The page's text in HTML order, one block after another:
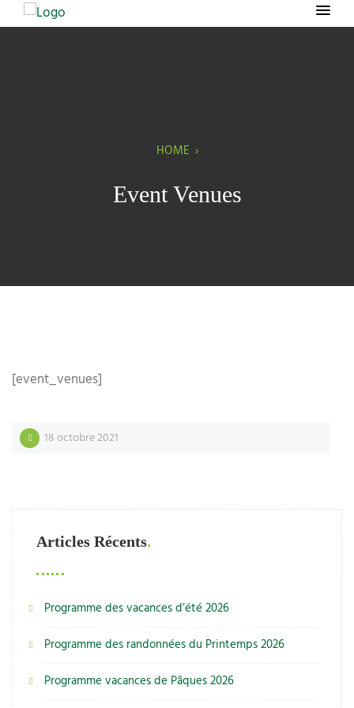
HOME ›
Event Venues
[event_venues]
18 octobre 2021
Articles Récents
Programme des vacances d’été 2026
Programme des randonnées du Printemps 2026
Programme vacances de Pâques 2026